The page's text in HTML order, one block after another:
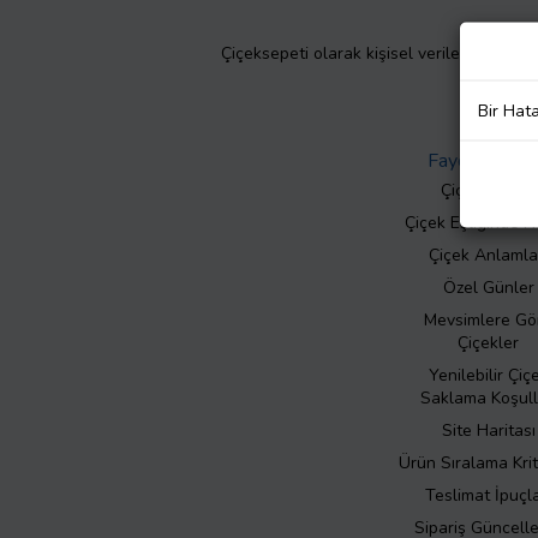
Çiçeksepeti olarak kişisel verilerinizin
Faydalı Bilgiler
Çiçek Bakımı
Çiçek Eşliğinde
Çiçek
Özel Günler
Mevsimlere
Çiçekler
Yenilebilir
Saklama
Site Haritası
Ürün Sıralama
Teslimat
Sipariş
Bir